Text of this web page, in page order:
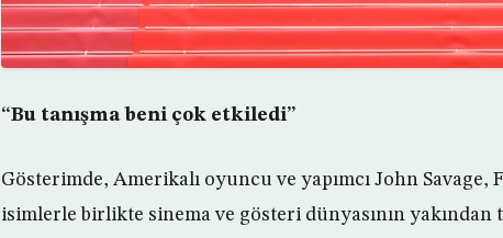
“Bu tanışma beni çok etkiledi”
Gösterimde, Amerikalı oyuncu ve yapımcı John Savage,
isimlerle birlikte sinema ve gösteri dünyasının yakından